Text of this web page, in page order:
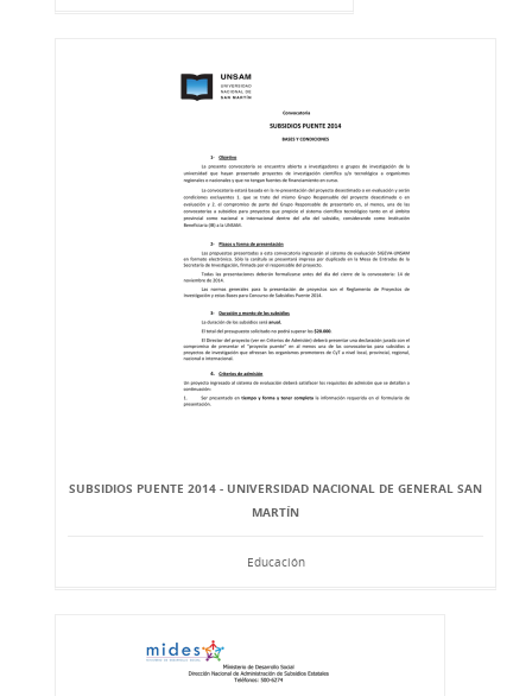
SUBSIDIOS PUENTE 2014 - UNIVERSIDAD NACIONAL DE GENERAL SAN
MARTÍN
Educación